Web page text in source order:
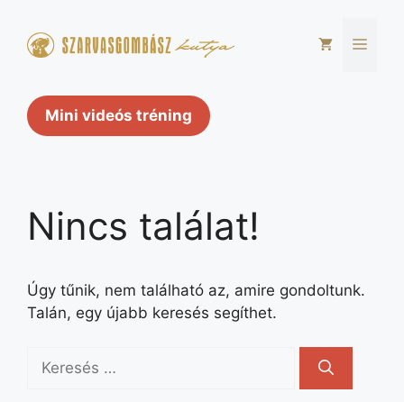
tartalomba
Mini videós tréning
Nincs találat!
Úgy tűnik, nem található az, amire gondoltunk.
Talán, egy újabb keresés segíthet.
Keresés: